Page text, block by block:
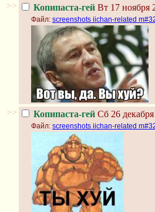
>> Копипаста-гей Вт 17 ноября
Файл: screenshots iichan-related
>> Копипаста-гей Сб 26
Файл: screenshots iichan-related